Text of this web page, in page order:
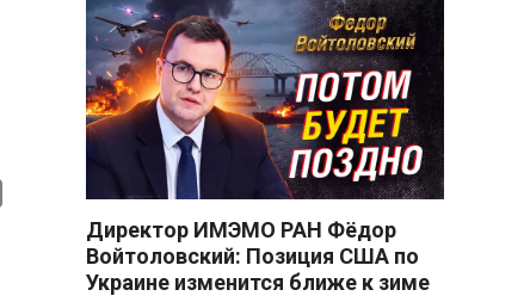
Директор ИМЭМО РАН Фёдор
Войтоловский: Позиция США по
Украине изменится ближе к зиме